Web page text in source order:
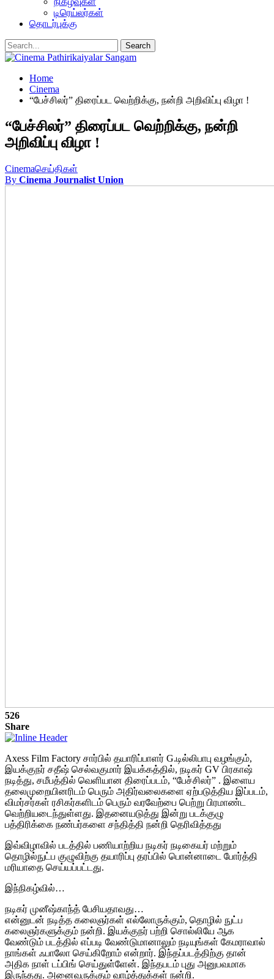
டிரெய்லர்கள்
தொடர்புக்கு
Home
Cinema
“பேச்சிலர்” திரைப்பட வெற்றிக்கு, நன்றி அறிவிப்பு விழா !
“பேச்சிலர்” திரைப்பட வெற்றிக்கு, நன்றி
அறிவிப்பு விழா !
Cinemaசெய்திகள்
By Cinema Journalist Union
526
Share
Axess Film Factory சார்பில் தயாரிப்பாளர் G.டில்லிபாபு வழங்கும்,
இயக்குநர் சதீஷ் செல்வகுமார் இயக்கத்தில், நடிகர் GV பிரகாஷ்
நடித்து, சமீபத்தில் வெளியான திரைப்படம், “பேச்சிலர்” . இளைய
தலைமுறையினரிடம் பெரும் அதிர்வலைகளை ஏற்படுத்திய இப்படம்,
விமர்சர்கள் ரசிகர்களிடம் பெரும் வரவேற்பை பெற்று பிரமாண்ட
வெற்றியடைந்துள்ளது. இதனையடுத்து இன்று படக்குழு
பத்திரிக்கை நண்பர்களை சந்தித்தி நன்றி தெரிவித்தது
இவ்விழாவில் படத்தில் பணியாற்றிய நடிகர் நடிகையர் மற்றும்
தொழில்நுட்ப குழுவிற்கு தயாரிப்பு தரப்பில் பொன்னாடை போர்த்தி
மரியாதை செய்யப்பட்டது.
இந்நிகழ்வில்…
நடிகர் முனீஷ்காந்த் பேசியதாவது…
என்னுடன் நடித்த கலைஞர்கள் எல்லோருக்கும், தொழில் நுட்ப
கலைஞர்களுக்கும் நன்றி. இயக்குநர் பற்றி சொல்லியே ஆக
வேண்டும் படத்தில் எப்படி வேண்டுமானாலும் நடியுங்கள் கேமராவால்
நாங்கள் ஃபாலோ செய்கிறோம் என்றார். இந்தப்படத்திற்கு தான்
அதிக நாள் டப்பிங் செய்துள்ளேன். இந்தபடம் புது அனுபவமாக
இருந்தது. அனைவருக்கும் வாழ்த்துக்கள் நன்றி.